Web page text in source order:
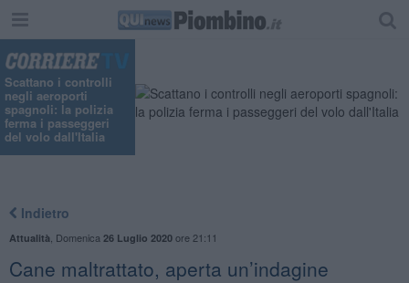
Scattano i controlli
negli aeroporti
spagnoli: la polizia
ferma i passeggeri
del volo dall'Italia
Indietro
Attualità Domenica 26 Luglio 2020ore 21:11
Cane maltrattato, aperta un’indagine